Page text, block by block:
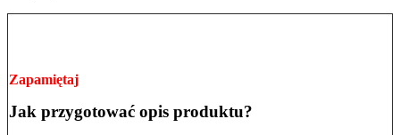
Zapamiętaj
Jak przygotować opis produktu?